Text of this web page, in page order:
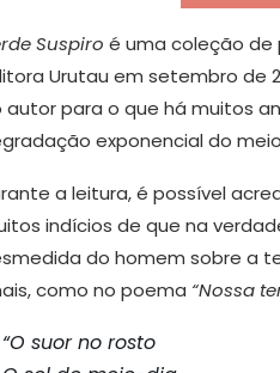
Suspiro é uma coleção de
Urutau em setembro de
autor para o que há muitos
exponencial do
a leitura, é possível
indícios de que na
do homem sobre a
como no poema “Nossa
“O suor no rosto